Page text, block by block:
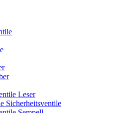
Leser
Sicherheitsventile